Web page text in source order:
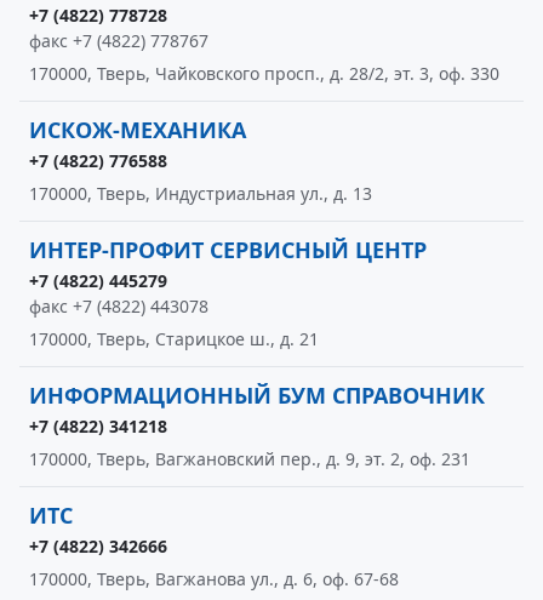
+7 (4822) 778728
факс +7 (4822) 778767
170000, Тверь, Чайковского просп., д. 28/2, эт. 3, оф. 330
ИСКОЖ-МЕХАНИКА
+7 (4822) 776588
170000, Тверь, Индустриальная ул., д. 13
ИНТЕР-ПРОФИТ СЕРВИСНЫЙ ЦЕНТР
+7 (4822) 445279
факс +7 (4822) 443078
170000, Тверь, Старицкое ш., д. 21
ИНФОРМАЦИОННЫЙ БУМ СПРАВОЧНИК
+7 (4822) 341218
170000, Тверь, Вагжановский пер., д. 9, эт. 2, оф. 231
ИТС
+7 (4822) 342666
170000, Тверь, Вагжанова ул., д. 6, оф. 67-68